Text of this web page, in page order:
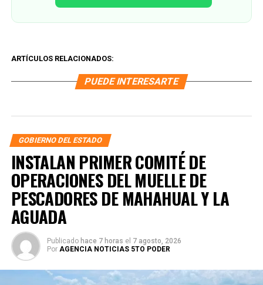
ARTÍCULOS RELACIONADOS:
PUEDE INTERESARTE
GOBIERNO DEL ESTADO
INSTALAN PRIMER COMITÉ DE
OPERACIONES DEL MUELLE DE
PESCADORES DE MAHAHUAL Y LA
AGUADA
Publicado hace 7 horas el 7 agosto, 2026
Por AGENCIA NOTICIAS 5TO PODER